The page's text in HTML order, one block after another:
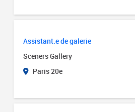
Assistant.e de galerie
Sceners Gallery
Paris 20e